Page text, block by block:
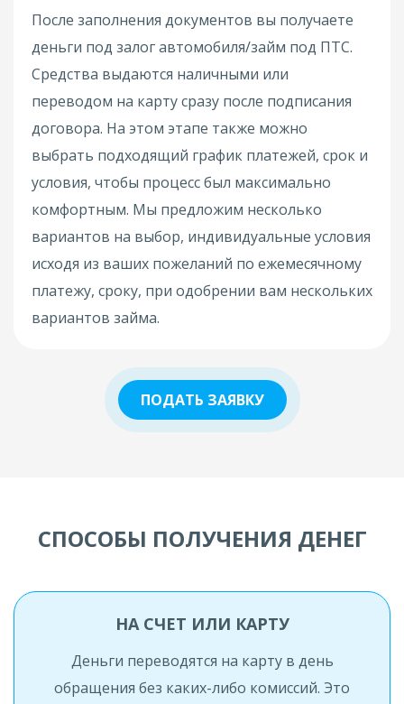
После заполнения документов вы получаете
деньги под залог автомобиля/займ под ПТС.
Средства выдаются наличными или
переводом на карту сразу после подписания
договора. На этом этапе также можно
выбрать подходящий график платежей, срок и
условия, чтобы процесс был максимально
комфортным. Мы предложим несколько
вариантов на выбор, индивидуальные условия
исходя из ваших пожеланий по ежемесячному
платежу, сроку, при одобрении вам нескольких
вариантов займа.
ПОДАТЬ ЗАЯВКУ
СПОСОБЫ ПОЛУЧЕНИЯ ДЕНЕГ
НА СЧЕТ ИЛИ КАРТУ
Деньги переводятся на карту в день
обращения без каких-либо комиссий. Это